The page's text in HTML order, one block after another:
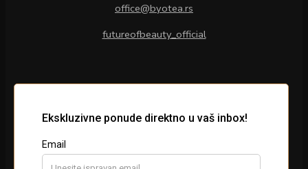
office@byotea.rs
futureofbeauty_official